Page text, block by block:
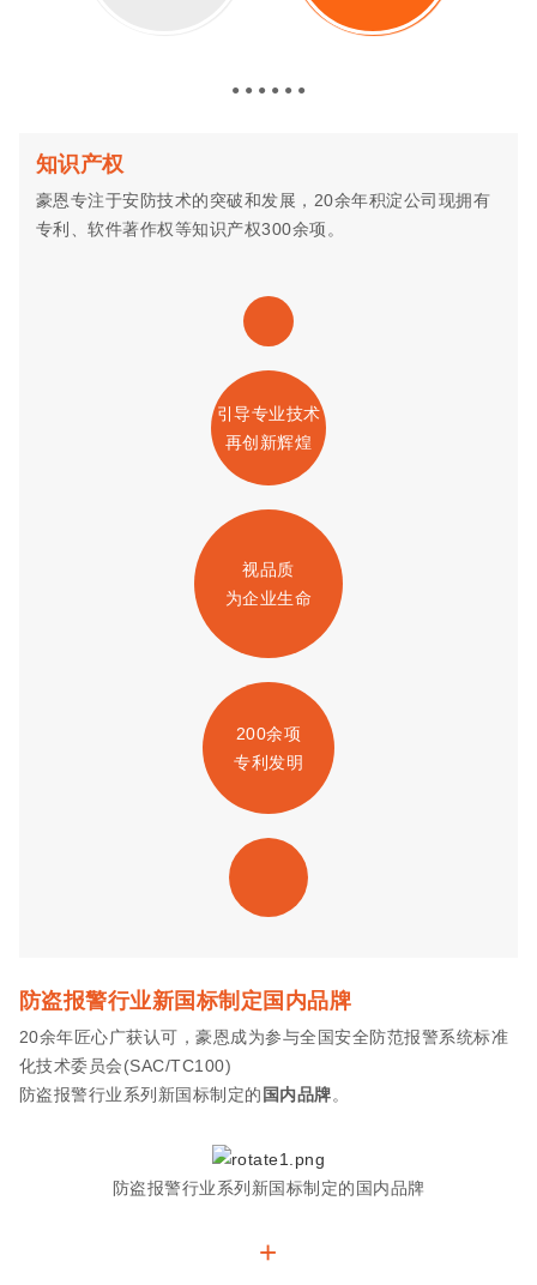
● ● ● ● ● ●
知识产权
豪恩专注于安防技术的突破和发展，20余年积淀公司现拥有
专利、软件著作权等知识产权300余项。
引导专业技术
再创新辉煌
视品质
为企业生命
200余项
专利发明
防盗报警行业新国标制定国内品牌
20余年匠心广获认可，豪恩成为参与全国安全防范报警系统标准
化技术委员会(SAC/TC100)
防盗报警行业系列新国标制定的 国内品牌。
防盗报警行业系列新国标制定的国内品牌
+